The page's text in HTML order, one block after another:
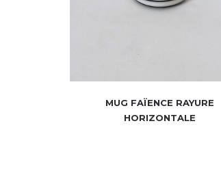
MUG FAÏENCE RAYURE
HORIZONTALE